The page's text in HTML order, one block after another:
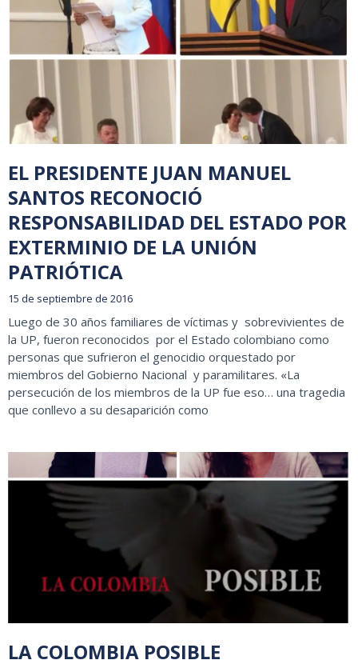
EL PRESIDENTE JUAN MANUEL
SANTOS RECONOCIÓ
RESPONSABILIDAD DEL ESTADO POR
EXTERMINIO DE LA UNIÓN
PATRIÓTICA
15 de septiembre de 2016
Luego de 30 años familiares de víctimas y sobrevivientes de
la UP, fueron reconocidos por el Estado colombiano como
personas que sufrieron el genocidio orquestado por
miembros del Gobierno Nacional y paramilitares. «La
persecución de los miembros de la UP fue eso… una tragedia
que conllevo a su desaparición como
LA COLOMBIA POSIBLE